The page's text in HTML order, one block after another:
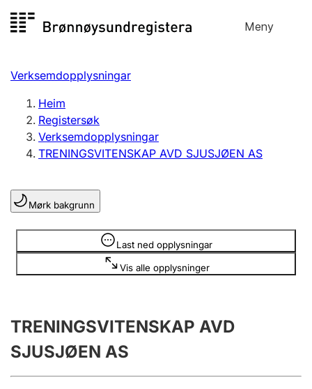
til
Meny
Registersøk
Aksjeselskap
Enkeltpersonføretak
Registrere, endre, slette
Lag og foreining
Registrere, endre, slette
Årsrekneskap
Innsending og forseinkingsgebyr
Verksemdopplysningar
Heim
Registersøk
Verksemdopplysningar
TRENINGSVITENSKAP AVD SJUSJØEN AS
Mørk bakgrunn
Last ned opplysningar
Vis alle opplysninger
Opplysninger er skjult
TRENINGSVITENSKAP AVD
SJUSJØEN AS